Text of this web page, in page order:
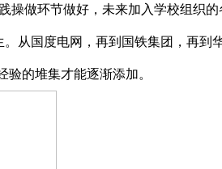
做环节做好，未来加入学校组织
从国度电网，再到国铁集团，再
的堆集才能逐渐添加。